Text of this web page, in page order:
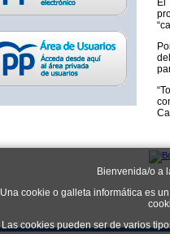
Bienvenida/o a
Una cookie o galleta informática es
Las cookies pueden ser de varios
El